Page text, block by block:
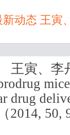
新动态 王寅
王寅、李
drug
（2014,